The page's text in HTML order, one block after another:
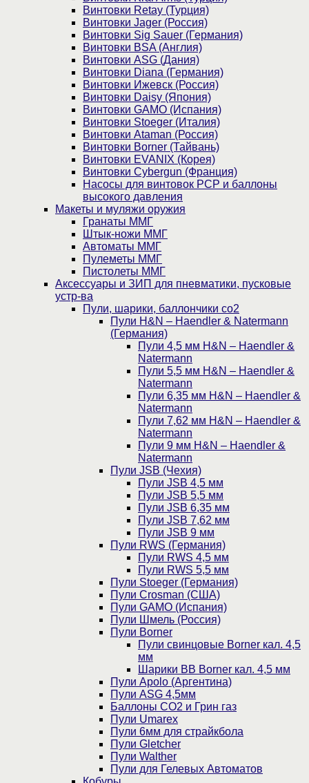
Винтовки Retay (Турция)
Винтовки Jager (Россия)
Винтовки Sig Sauer (Германия)
Винтовки BSA (Англия)
Винтовки ASG (Дания)
Винтовки Diana (Германия)
Винтовки Ижевск (Россия)
Винтовки Daisy (Япония)
Винтовки GAMO (Испания)
Винтовки Stoeger (Италия)
Винтовки Ataman (Россия)
Винтовки Borner (Тайвань)
Винтовки EVANIX (Корея)
Винтовки Cybergun (Франция)
Насосы для винтовок PCP и баллоны
высокого давления
Макеты и муляжи оружия
Гранаты ММГ
Штык-ножи ММГ
Автоматы ММГ
Пулеметы ММГ
Пистолеты ММГ
Аксессуары и ЗИП для пневматики, пусковые
устр-ва
Пули, шарики, баллончики со2
Пули H&N – Haendler & Natermann
(Германия)
Пули 4,5 мм H&N – Haendler &
Natermann
Пули 5,5 мм H&N – Haendler &
Natermann
Пули 6,35 мм H&N – Haendler &
Natermann
Пули 7,62 мм H&N – Haendler &
Natermann
Пули 9 мм H&N – Haendler &
Natermann
Пули JSB (Чехия)
Пули JSB 4,5 мм
Пули JSB 5,5 мм
Пули JSB 6,35 мм
Пули JSB 7,62 мм
Пули JSB 9 мм
Пули RWS (Германия)
Пули RWS 4,5 мм
Пули RWS 5,5 мм
Пули Stoeger (Германия)
Пули Crosman (США)
Пули GAMO (Испания)
Пули Шмель (Россия)
Пули Borner
Пули свинцовые Borner кал. 4,5
мм
Шарики BB Borner кал. 4,5 мм
Пули Apolo (Аргентина)
Пули ASG 4,5мм
Баллоны CO2 и Грин газ
Пули Umarex
Пули 6мм для страйкбола
Пули Gletcher
Пули Walther
Пули для Гелевых Автоматов